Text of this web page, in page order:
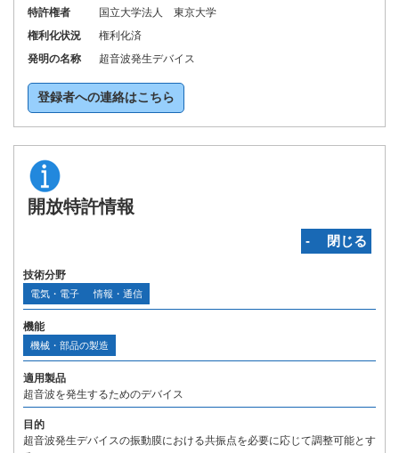
特許権者
国立大学法人 東京大学
権利化状況
権利化済
発明の名称
超音波発生デバイス
登録者への連絡はこちら
開放特許情報
‐ 閉じる
技術分野
電気・電子 情報・通信
機能
機械・部品の製造
適用製品
超音波を発生するためのデバイス
目的
超音波発生デバイスの振動膜における共振点を必要に応じて調整可能とす